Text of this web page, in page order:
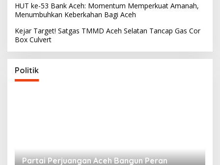
HUT ke-53 Bank Aceh: Momentum Memperkuat Amanah,
Menumbuhkan Keberkahan Bagi Aceh
Kejar Target! Satgas TMMD Aceh Selatan Tancap Gas Cor
Box Culvert
Politik
Partai Perjuangan Aceh Bangun Peran